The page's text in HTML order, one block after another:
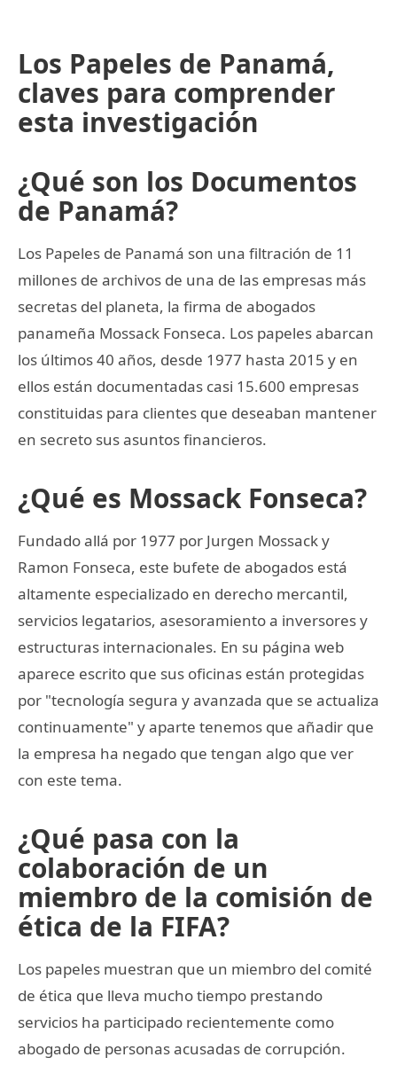
Los Papeles de Panamá,
claves para comprender
esta investigación
¿Qué son los Documentos
de Panamá?
Los Papeles de Panamá son una filtración de 11
millones de archivos de una de las empresas más
secretas del planeta, la firma de abogados
panameña Mossack Fonseca. Los papeles abarcan
los últimos 40 años, desde 1977 hasta 2015 y en
ellos están documentadas casi 15.600 empresas
constituidas para clientes que deseaban mantener
en secreto sus asuntos financieros.
¿Qué es Mossack Fonseca?
Fundado allá por 1977 por Jurgen Mossack y
Ramon Fonseca, este bufete de abogados está
altamente especializado en derecho mercantil,
servicios legatarios, asesoramiento a inversores y
estructuras internacionales. En su página web
aparece escrito que sus oficinas están protegidas
por "tecnología segura y avanzada que se actualiza
continuamente" y aparte tenemos que añadir que
la empresa ha negado que tengan algo que ver
con este tema.
¿Qué pasa con la
colaboración de un
miembro de la comisión de
ética de la FIFA?
Los papeles muestran que un miembro del comité
de ética que lleva mucho tiempo prestando
servicios ha participado recientemente como
abogado de personas acusadas de corrupción.